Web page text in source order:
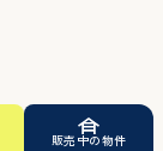
販売中の物件